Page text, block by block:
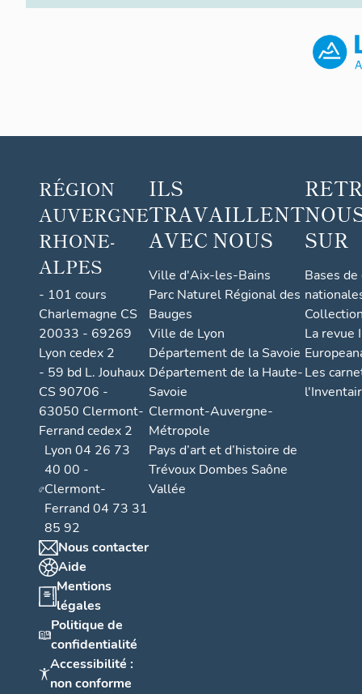
RÉGION
AUVERGNE
RHONE-
ALPES
- 101 cours
Charlemagne CS
20033 - 69269
Lyon cedex 2
- 59 bd L. Jouhaux
CS 90706 -
63050 Clermont-
Ferrand cedex 2
Lyon 04 26 73
40 00 -
Clermont-
Ferrand 04 73 31
85 92
Nous contacter
Aide
Mentions
légales
Politique de
confidentialité
Accessibilité :
non conforme
ILS
TRAVAILLENT
AVEC NOUS
Ville d'Aix-les-Bains
Parc Naturel Régional des
Bauges
Ville de Lyon
Département de la Savoie
Département de la Haute-
Savoie
Clermont-Auvergne-
Métropole
Pays d’art et d’histoire de
Trévoux Dombes Saône
Vallée
SUR
Bases
La revue
Les